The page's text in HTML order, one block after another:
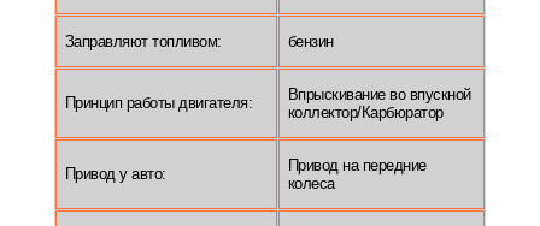
Заправляют топливом: бензин
Принцип работы двигателя:
Впрыскивание во впускной
коллектор/Карбюратор
Привод у авто:
Привод на передние
колеса